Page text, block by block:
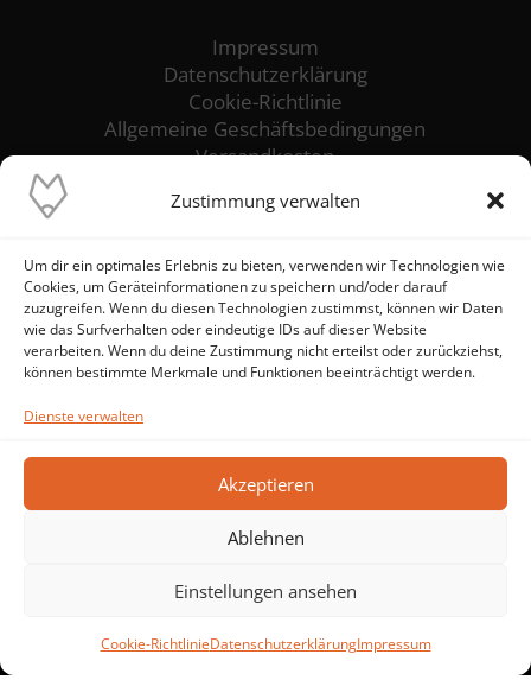
Zustimmung verwalten
Um dir ein optimales Erlebnis zu bieten, verwenden wir Technologien wie
Cookies, um Geräteinformationen zu speichern und/oder darauf
zuzugreifen. Wenn du diesen Technologien zustimmst, können wir Daten
wie das Surfverhalten oder eindeutige IDs auf dieser Website
verarbeiten. Wenn du deine Zustimmung nicht erteilst oder zurückziehst,
können bestimmte Merkmale und Funktionen beeinträchtigt werden.
Dienste verwalten
Akzeptieren
Ablehnen
Einstellungen ansehen
Cookie-RichtlinieDatenschutzerklärungImpressum
Impressum
Datenschutzerklärung
Cookie-Richtlinie
Allgemeine Geschäftsbedingungen
Versandkosten
Unser Ziel ist es, die reibungslose Funktion
sicherzustellen. Wir stehen dir als
zuverlässiger IT-Ansprechpartner zur Seite
und setzen alles daran, IT-Probleme von
vornherein zu verhindern – statt Brände zu
löschen.
Hallo, was führt Sie hier her? Kann